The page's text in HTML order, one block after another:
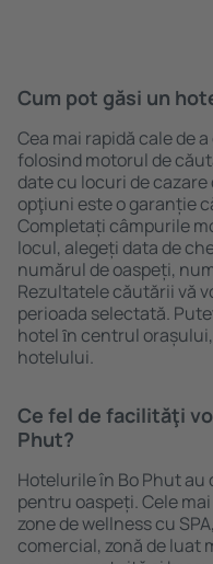
Cum pot găsi un
Cea mai rapidă cale de
folosind motorul de
date cu locuri de
opţiuni este o garanție
Completați câmpurile
locul, alegeți data de
numărul de oaspeți,
Rezultatele căutării vă
perioada selectată.
hotel ȋn centrul
hotelului.
Ce fel de facilităţi
Phut?
Hotelurile în Bo Phut
pentru oaspeți. Cele
zone de wellness cu
comercial, zonă de luat